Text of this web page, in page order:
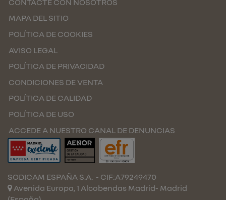
MAPA DEL SITIO
POLÍTICA DE COOKIES
AVISO LEGAL
POLÍTICA DE PRIVACIDAD
CONDICIONES DE VENTA
POLÍTICA DE CALIDAD
POLÍTICA DE USO
ACCEDE A NUESTRO CANAL DE DENUNCIAS
SODICAM ESPAÑA S.A. - CIF:A79249470
Avenida Europa, 1 Alcobendas Madrid- Madrid